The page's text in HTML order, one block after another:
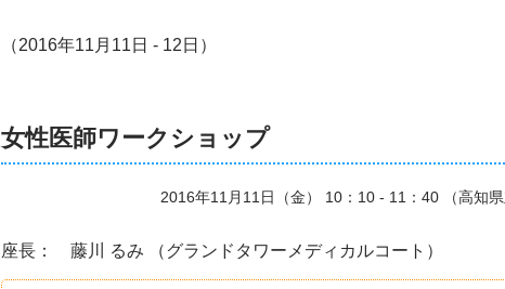
（2016年11月11日 - 12日）
女性医師ワークショップ
2016年11月11日（金） 10：10 - 11：40 （高知
座長： 藤川 るみ （グランドタワーメディカルコート）